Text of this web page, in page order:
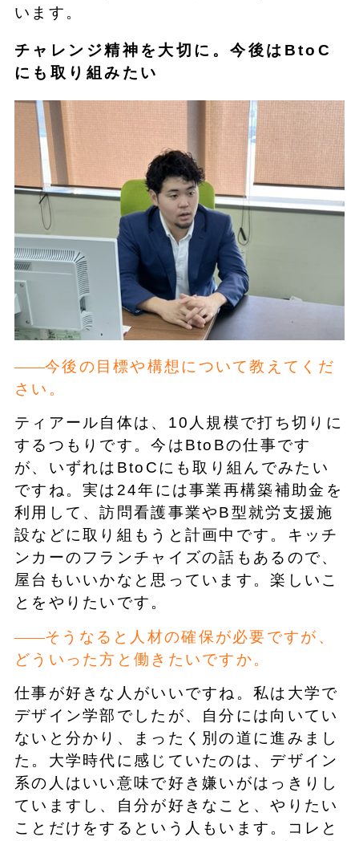
います。
チャレンジ精神を大切に。今後はBtoC
にも取り組みたい
今後の目標や構想について教えてくだ
さい。
ティアール自体は、10人規模で打ち切りに
するつもりです。今はBtoBの仕事です
が、いずれはBtoCにも取り組んでみたい
ですね。実は24年には事業再構築補助金を
利用して、訪問看護事業やB型就労支援施
設などに取り組もうと計画中です。キッチ
ンカーのフランチャイズの話もあるので、
屋台もいいかなと思っています。楽しいこ
とをやりたいです。
そうなると人材の確保が必要ですが、
どういった方と働きたいですか。
仕事が好きな人がいいですね。私は大学で
デザイン学部でしたが、自分には向いてい
ないと分かり、まったく別の道に進みまし
た。大学時代に感じていたのは、デザイン
系の人はいい意味で好き嫌いがはっきりし
ていますし、自分が好きなこと、やりたい
ことだけをするという人もいます。コレと